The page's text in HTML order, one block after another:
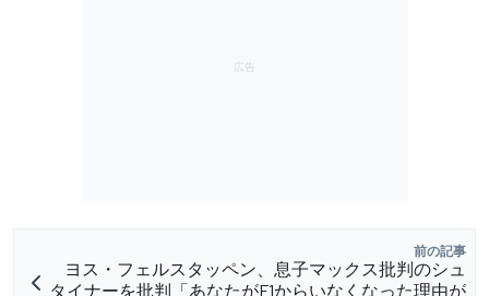
前の記事
ヨス・フェルスタッペン、息子マックス批判のシュ
タイナーを批判「あなたがF1からいなくなった理由が